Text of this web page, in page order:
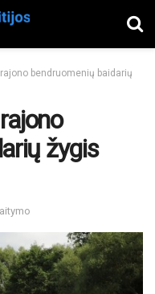
bendruomenių baidarių
žygis